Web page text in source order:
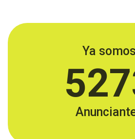
Ya somos